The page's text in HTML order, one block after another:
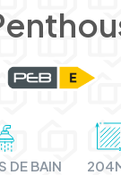
DE BAIN